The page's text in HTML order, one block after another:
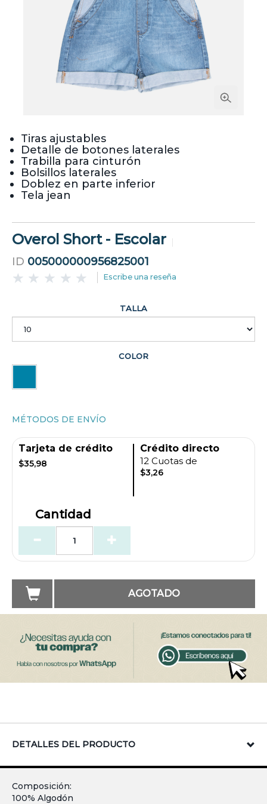
Tiras ajustables
Detalle de botones laterales
Trabilla para cinturón
Bolsillos laterales
Doblez en parte inferior
Tela jean
Overol Short - Escolar
ID 005000000956825001
Escribe una reseña
TALLA
COLOR
MÉTODOS DE ENVÍO
Tarjeta de crédito
$35,98
Crédito directo
12 Cuotas de
$3,26
Cantidad
AGOTADO
DETALLES DEL PRODUCTO
Composición:
100% Algodón